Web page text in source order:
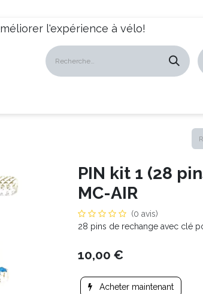
l'expérience à vélo!
PIN kit 1 (28
MC-AIR
(0 avis)
28 pins de rechange avec clé
10,00 €
Acheter maintenant